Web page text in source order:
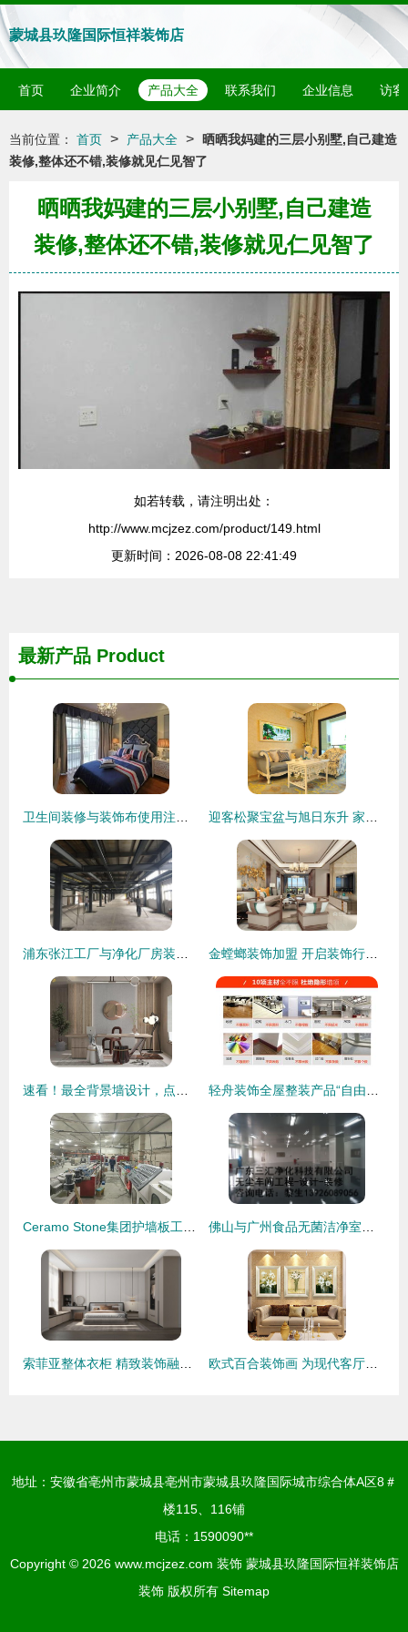
蒙城县玖隆国际恒祥装饰店
首页 企业简介 产品大全 联系我们 企业信息 访客
当前位置： 首页 > 产品大全 >
晒晒我妈建的三层小别墅,自己建造
装修,整体还不错,装修就见仁见智了
晒晒我妈建的三层小别墅,自己建造
装修,整体还不错,装修就见仁见智了
如若转载，请注明出处：
http://www.mcjzez.com/product/149.html
更新时间：2026-08-08 22:41:49
最新产品 Product
地址：安徽省亳州市蒙城县亳州市蒙城县玖隆国际城市综合体A区8＃
楼115、116铺
电话：1590090**
Copyright © 2026 www.mcjzez.com 装饰 蒙城县玖隆国际恒祥装饰店
装饰 版权所有 Sitemap